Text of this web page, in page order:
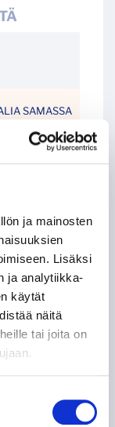
ja mainosten
Lisäksi
ja analytiikka-
käytät
näitä
tai joita on
SAMASSA
KOVANAAMA
TASON
ALASARJAAN